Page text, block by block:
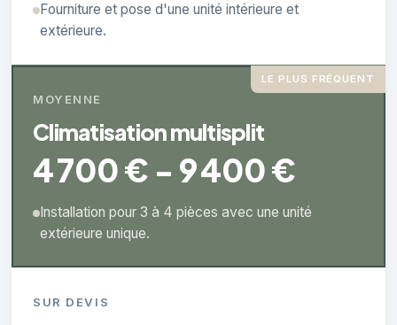
Fourniture et pose d'une unité intérieure et
extérieure.
LE PLUS FRÉQUENT
MOYENNE
Climatisation multisplit
4 700 € - 9 400 €
Installation pour 3 à 4 pièces avec une unité
extérieure unique.
SUR DEVIS